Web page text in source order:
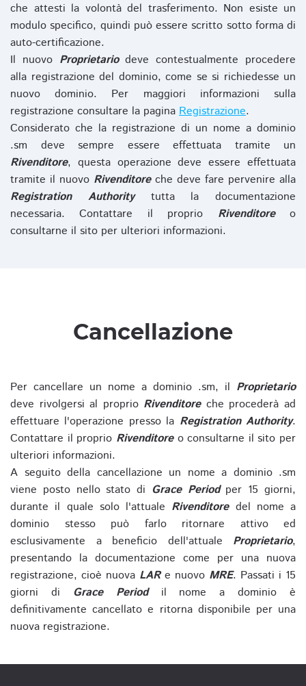
che attesti la volontà del trasferimento. Non esiste un
modulo specifico, quindi può essere scritto sotto forma di
auto-certificazione.
Il nuovo Proprietariodeve contestualmente procedere
alla registrazione del dominio, come se si richiedesse un
nuovo dominio. Per maggiori informazioni sulla
registrazione consultare la pagina Registrazione.
Considerato che la registrazione di un nome a dominio
.sm deve sempre essere effettuata tramite un
Rivenditore, questa operazione deve essere effettuata
tramite il nuovo Rivenditoreche deve fare pervenire alla
Registration Authoritytutta la documentazione
necessaria. Contattare il proprio Rivenditoreo
consultarne il sito per ulteriori informazioni.
Cancellazione
Per cancellare un nome a dominio .sm, il Proprietario
deve rivolgersi al proprio Rivenditoreche procederà ad
effettuare l'operazione presso la Registration Authority.
Contattare il proprio Rivenditoreo consultarne il sito per
ulteriori informazioni.
A seguito della cancellazione un nome a dominio .sm
viene posto nello stato di Grace Periodper 15 giorni,
durante il quale solo l'attuale Rivenditoredel nome a
dominio stesso può farlo ritornare attivo ed
esclusivamente a beneficio dell'attuale Proprietario,
presentando la documentazione come per una nuova
registrazione, cioè nuova LARe nuovo MRE. Passati i 15
giorni di Grace Periodil nome a dominio è
definitivamente cancellato e ritorna disponibile per una
nuova registrazione.